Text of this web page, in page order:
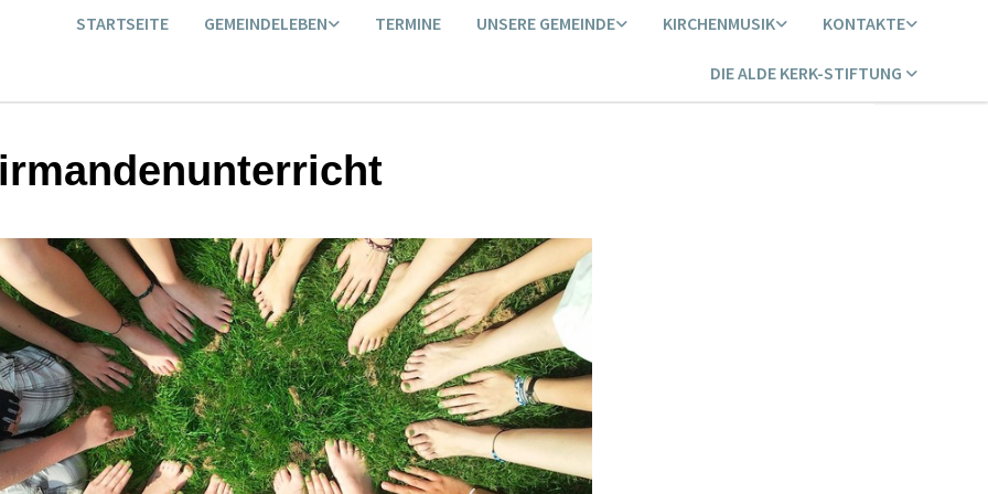
STARTSEITE GEMEINDELEBEN TERMINE UNSERE GEMEINDE KIRCHENMUSIK KONTAKTE
DIE ALDE KERK-STIFTUNG